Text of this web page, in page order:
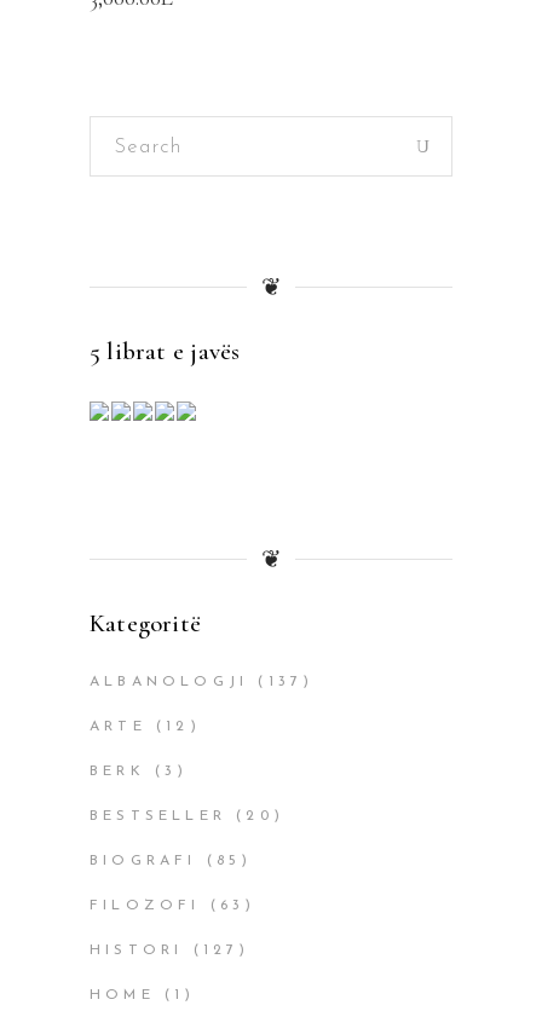
Search
❦
5 librat e javës
❦
Kategoritë
ALBANOLOGJI (137)
ARTE (12)
BERK (3)
BESTSELLER (20)
BIOGRAFI (85)
FILOZOFI (63)
HISTORI (127)
HOME (1)